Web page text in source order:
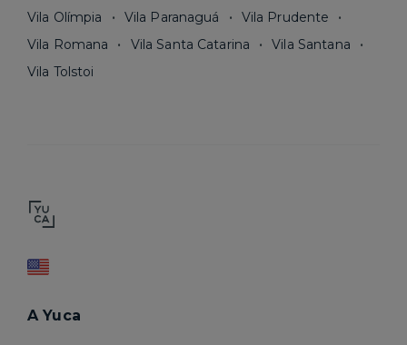
Vila Olímpia
Vila Paranaguá
Vila Prudente
Vila Romana
Vila Santa Catarina
Vila Santana
Vila Tolstoi
A Yuca